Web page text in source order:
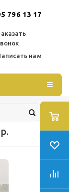
796 13 17
нам